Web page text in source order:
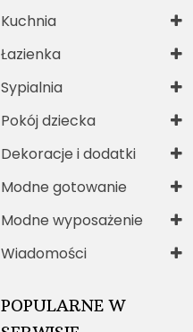
Kuchnia
Łazienka
Sypialnia
Pokój dziecka
Dekoracje i dodatki
Modne gotowanie
Modne wyposażenie
Wiadomości
POPULARNE W